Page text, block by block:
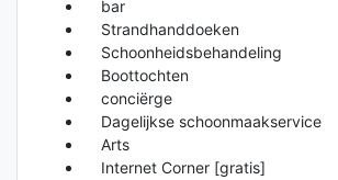
bar
Strandhanddoeken
Schoonheidsbehandeling
Boottochten
conciërge
Dagelijkse schoonmaakservice
Arts
Internet Corner [gratis]